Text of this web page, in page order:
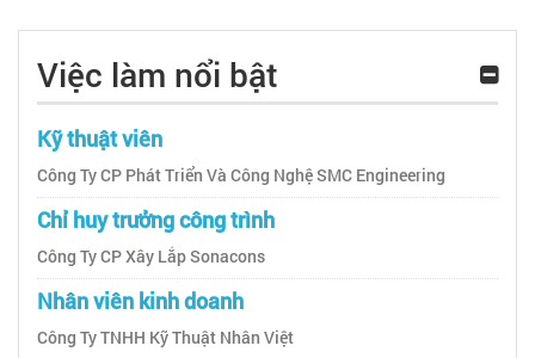
Việc làm nổi bật
Kỹ thuật viên
Công Ty CP Phát Triển Và Công Nghệ SMC Engineering
Chỉ huy trưởng công trình
Công Ty CP Xây Lắp Sonacons
Nhân viên kinh doanh
Công Ty TNHH Kỹ Thuật Nhân Việt